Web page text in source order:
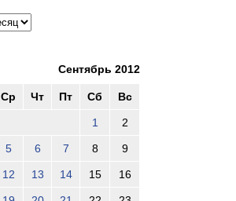
Сентябрь 2012
Ср Чт Пт Сб Вс
1 2
5 6 7 8 9
12 13 14 15 16